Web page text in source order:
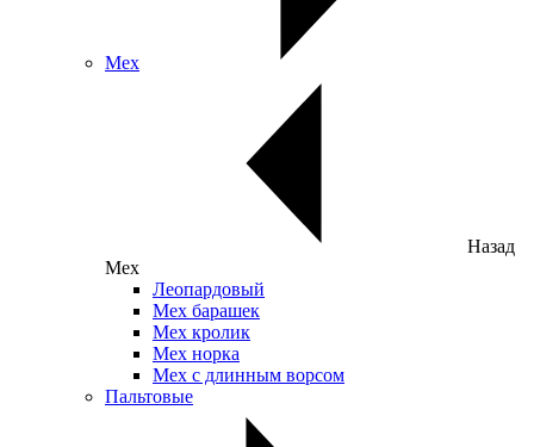
Мех
Назад
Мех
Леопардовый
Мех барашек
Мех кролик
Мех норка
Мех с длинным ворсом
Пальтовые